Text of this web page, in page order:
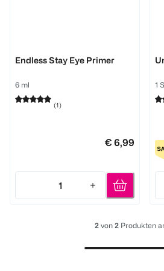
Endless Stay Eye Primer
6 ml
(1)
€ 6,99
1
Quantity: 1
1
2 von2 Produkten